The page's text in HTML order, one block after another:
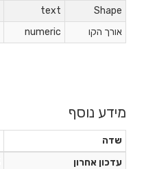
Shape
text
אורך הקו
numeric
מידע נוסף
שדה
עדכון אחרון